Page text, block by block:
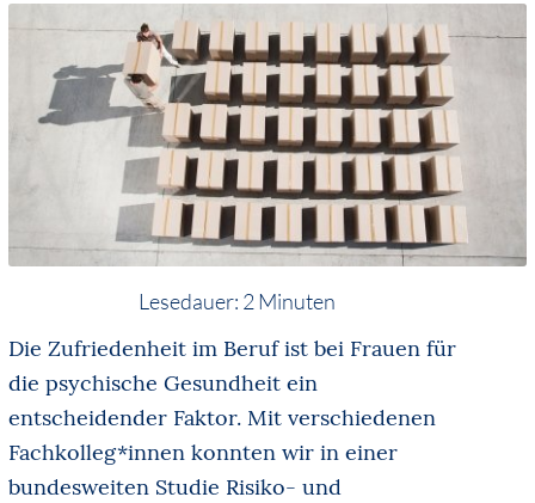
Lesedauer: 2 Minuten
Die Zufriedenheit im Beruf ist bei Frauen für
die psychische Gesundheit ein
entscheidender Faktor. Mit verschiedenen
Fachkolleg*innen konnten wir in einer
bundesweiten Studie Risiko- und